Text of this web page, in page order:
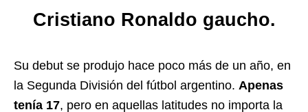
Cristiano Ronaldo gaucho.
Su debut se produjo hace poco más de un año, en
la Segunda División del fútbol argentino. Apenas
tenía 17, pero en aquellas latitudes no importa la